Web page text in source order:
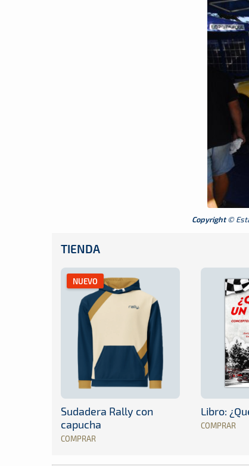
Copyright©
TIENDA
NUEVO
Sudadera Rally con
capucha
COMPRAR
Libro:
COMPRAR